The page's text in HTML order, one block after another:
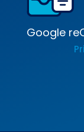
Google